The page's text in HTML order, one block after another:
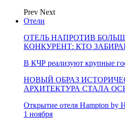
Prev Next
Отели
ОТЕЛЬ НАПРОТИВ
КОНКУРЕНТ: КТО
В КЧР реализуют крупные
НОВЫЙ ОБРАЗ
АРХИТЕКТУРА СТАЛА
Открытие отеля Hampton by
1 ноября